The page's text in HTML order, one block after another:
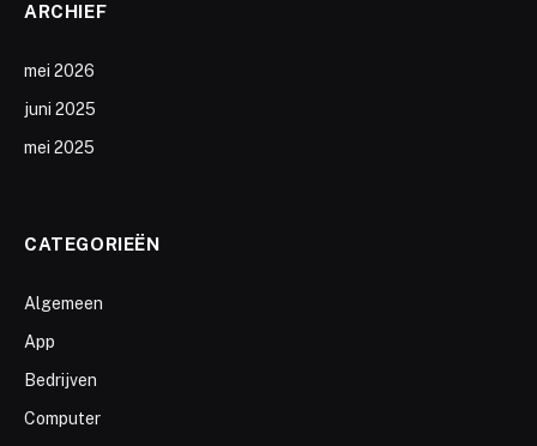
ARCHIEF
mei 2026
juni 2025
mei 2025
CATEGORIEËN
Algemeen
App
Bedrijven
Computer